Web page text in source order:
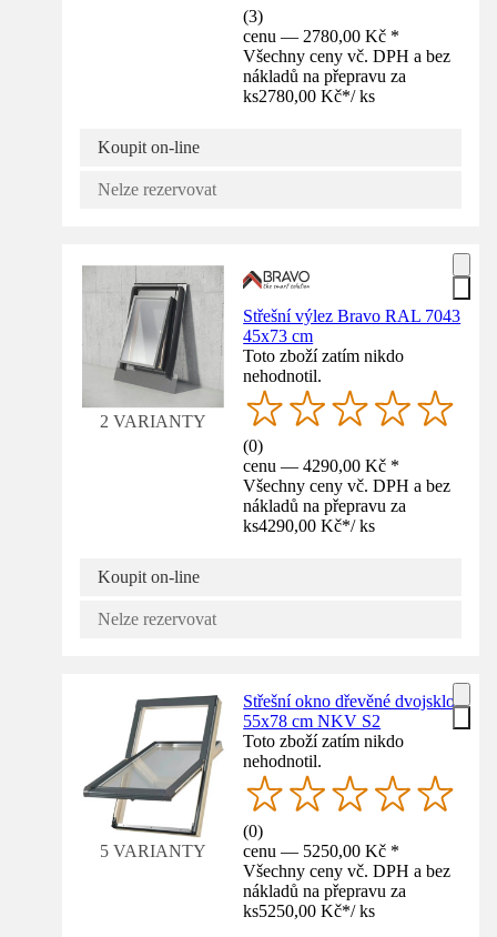
(3)
cenu — 2780,00 Kč *
Všechny ceny vč. DPH a bez
nákladů na přepravu za
ks2780,00 Kč*/ ks
Koupit on-line
Nelze rezervovat
2 VARIANTY
Střešní výlez Bravo RAL 7043
45x73 cm
Toto zboží zatím nikdo
nehodnotil.
(0)
cenu — 4290,00 Kč *
Všechny ceny vč. DPH a bez
nákladů na přepravu za
ks4290,00 Kč*/ ks
Koupit on-line
Nelze rezervovat
5 VARIANTY
Střešní okno dřevěné dvojsklo
55x78 cm NKV S2
Toto zboží zatím nikdo
nehodnotil.
(0)
cenu — 5250,00 Kč *
Všechny ceny vč. DPH a bez
nákladů na přepravu za
ks5250,00 Kč*/ ks